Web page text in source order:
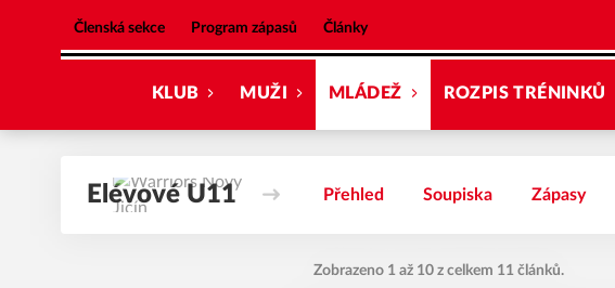
Členská sekce Program zápasů Články
KLUB MUŽI MLÁDEŽ ROZPIS TRÉNINKŮ
Elévové U11 Přehled Soupiska Zápasy
Zobrazeno 1 až 10 z celkem 11 článků.